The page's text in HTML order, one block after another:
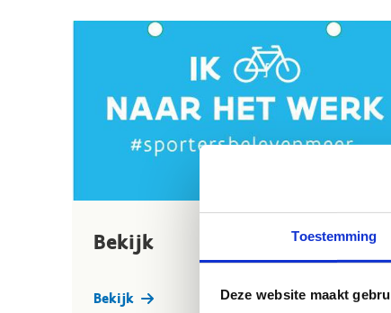
Toestemming
Deze website maakt
Bekijk
Bekijk